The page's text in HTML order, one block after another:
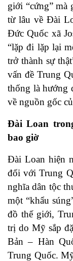
giới “cứng” mà
từ lâu về Đài
Đức Quốc xã
“lặp đi lặp lại
trở thành sự
vấn đề Trung
thống là hướng
về nguồn gốc
Đài Loan
bao giờ
Đài Loan hiện
đối với Trung
nghĩa dân tộc
một “khẩu
đồ thế giới,
trị do Mỹ sắp
Bản – Hàn
Trung Quốc.